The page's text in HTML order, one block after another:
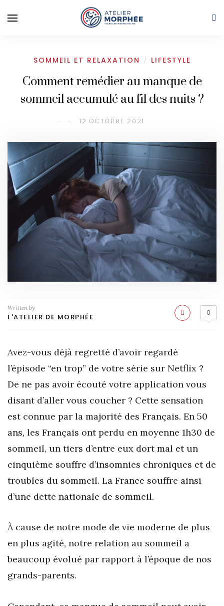
SOMMEIL ET RELAXATION / LIFESTYLE
Comment remédier au manque de
sommeil accumulé au fil des nuits ?
12 OCTOBRE 2021
Written by
L'ATELIER DE MORPHÉE 0
Avez-vous déjà regretté d’avoir regardé
l’épisode “en trop” de votre série sur Netflix ?
De ne pas avoir écouté votre application vous
disant d’aller vous coucher ? Cette sensation
est connue par la majorité des Français. En 50
ans, les Français ont perdu en moyenne 1h30 de
sommeil, un tiers d’entre eux dort mal et un
cinquième souffre d’insomnies chroniques et de
troubles du sommeil. La France souffre ainsi
d’une dette nationale de sommeil.
À cause de notre mode de vie moderne de plus
en plus agité, notre relation au sommeil a
beaucoup évolué par rapport à l’époque de nos
grands-parents.